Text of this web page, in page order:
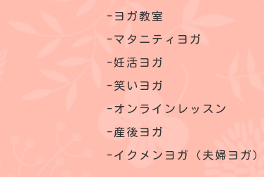
ヨガ教室
マタニティヨガ
妊活ヨガ
笑いヨガ
オンラインレッスン
産後ヨガ
イクメンヨガ（夫婦ヨガ）